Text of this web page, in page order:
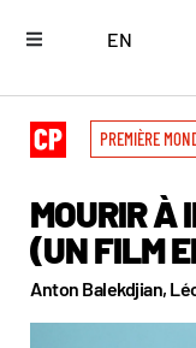
EN
PREMIÈRE
MOURIR À
(UN FILM
Anton Balekdjian,